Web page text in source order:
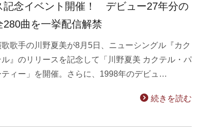
記念イベント開催！ デビュー27年分の
280曲を一挙配信解禁
歌歌手の川野夏美が8月5日、ニューシングル『カク
ル』のリリースを記念して「川野夏美 カクテル・パ
ティー」を開催。さらに、1998年のデビュ…
続きを読む